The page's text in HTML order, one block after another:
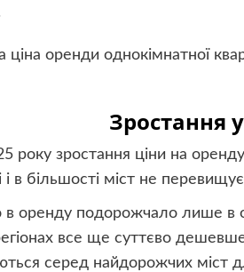
ціна оренди однокімнатної
Зростання
року зростання ціни на
і в більшості міст не
оренду подорожчало лише в
все ще суттєво
серед найдорожчих міст